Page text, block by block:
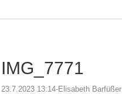
IMG_7771
23.7.2023 13:14-Elisabeth Barfüßer